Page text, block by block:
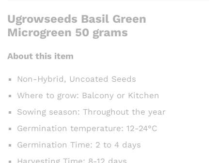
Ugrowseeds Basil Green
Microgreen 50 grams
About this item
Non-Hybrid, Uncoated Seeds
Where to grow: Balcony or Kitchen
Sowing season: Throughout the year
Germination temperature: 12-24°C
Germination Time: 2 to 4 days
Harvesting Time: 8-12 days